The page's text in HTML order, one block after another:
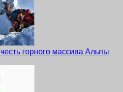
горного массива Альпы